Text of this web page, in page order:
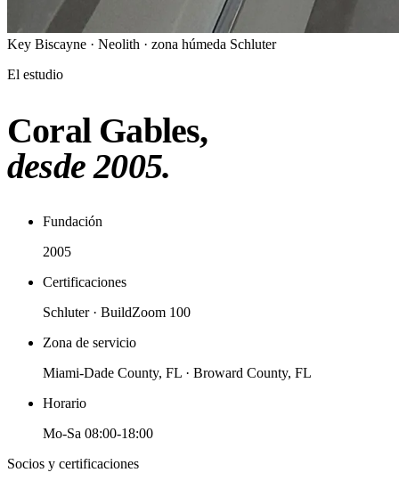
Key Biscayne · Neolith · zona húmeda Schluter
El estudio
Coral Gables,
desde 2005.
Fundación
2005
Certificaciones
Schluter · BuildZoom 100
Zona de servicio
Miami-Dade County, FL · Broward County, FL
Horario
Mo-Sa 08:00-18:00
Socios y certificaciones